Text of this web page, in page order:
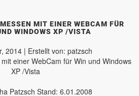
MIT EINER WEBCAM FÜR
WINDOWS XP /VISTA
2014 | Erstellt von: patzsch
einer WebCam für Win und Windows
XP /Vista
Patzsch Stand: 6.01.2008